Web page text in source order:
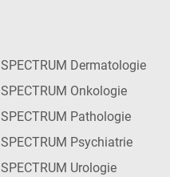
SPECTRUM Dermatologie
SPECTRUM Onkologie
SPECTRUM Pathologie
SPECTRUM Psychiatrie
SPECTRUM Urologie